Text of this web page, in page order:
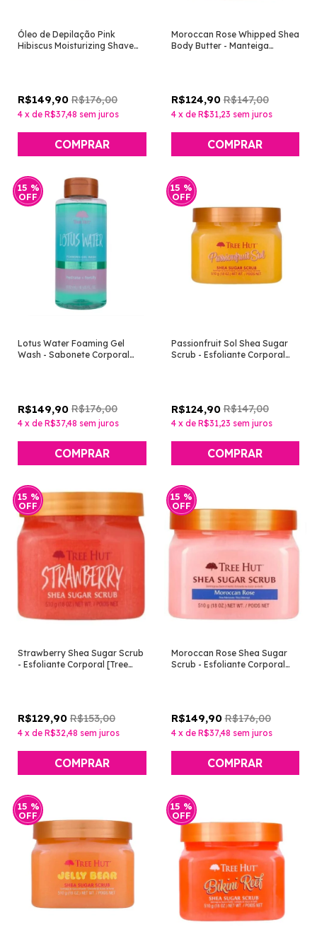
Óleo de Depilação Pink
Hibiscus Moisturizing Shave
R$149,90 R$176,00
4 x de R$37,48 sem juros
Moroccan Rose Whipped Shea
Body Butter - Manteiga
R$124,90 R$147,00
4 x de R$31,23 sem juros
15 %
OFF
Lotus Water Foaming Gel
Wash - Sabonete Corporal
R$149,90 R$176,00
4 x de R$37,48 sem juros
15 %
OFF
Passionfruit Sol Shea Sugar
Scrub - Esfoliante Corporal
R$124,90 R$147,00
4 x de R$31,23 sem juros
15 %
OFF
Strawberry Shea Sugar Scrub
- Esfoliante Corporal [Tree
R$129,90 R$153,00
4 x de R$32,48 sem juros
15 %
OFF
Moroccan Rose Shea Sugar
Scrub - Esfoliante Corporal
R$149,90 R$176,00
4 x de R$37,48 sem juros
15 %
OFF
15 %
OFF